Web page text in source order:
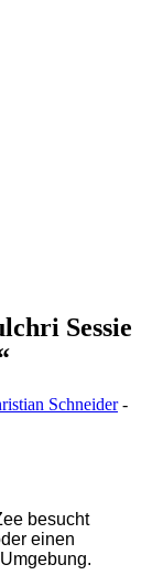
Sessie
Schneider-
besucht
einen